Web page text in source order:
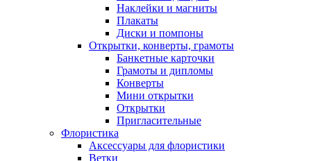
Наклейки и магниты
Плакаты
Диски и помпоны
Открытки, конверты, грамоты
Банкетные карточки
Грамоты и дипломы
Конверты
Мини открытки
Открытки
Пригласительные
Флористика
Аксессуары для флористики
Ветки